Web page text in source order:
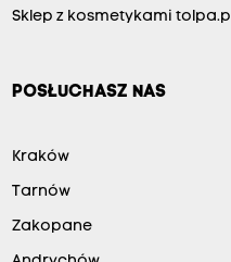
Sklep z kosmetykami tolpa.pl
POSŁUCHASZ NAS
Kraków
Tarnów
Zakopane